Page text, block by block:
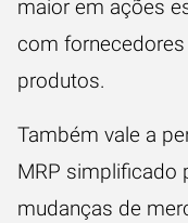
maior em ações
com
produtos.
Também vale a
MRP simplificado
mudanças de